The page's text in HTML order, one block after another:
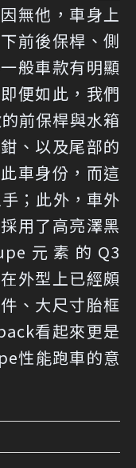
無他，車身上
前後保桿、側
般車款有明顯
便如此，我們
前保桿與水箱
、以及尾部的
車身份，而這
；此外，車外
用了高亮澤黑
元素的Q3
外型上已經頗
、大尺寸胎框
看起來更是
性能跑車的意